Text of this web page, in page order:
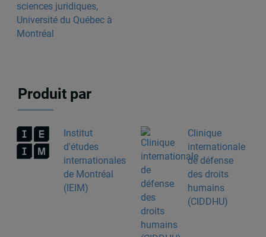
sciences juridiques,
Université du Québec à
Montréal
Produit par
Institut
d'études
internationales
de Montréal
(IEIM)
Clinique
internationale
de défense
des droits
humains
(CIDDHU)